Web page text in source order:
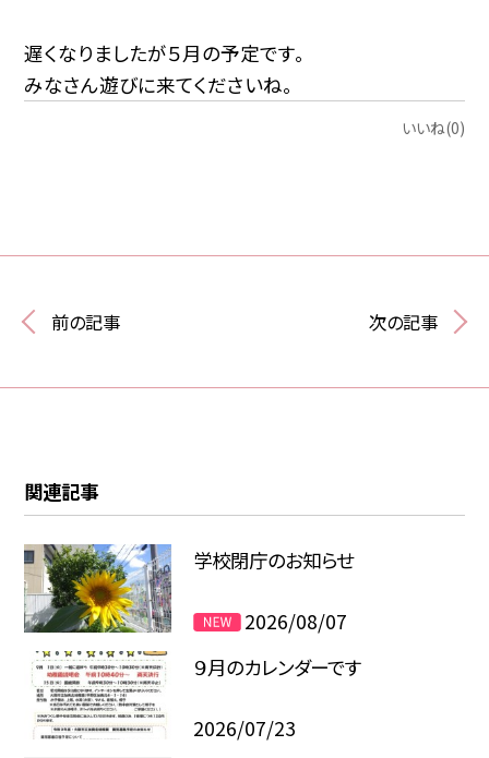
遅くなりましたが５月の予定です。
みなさん遊びに来てくださいね。
いいね(0)
前の記事 次の記事
関連記事
学校閉庁のお知らせ
2026/08/07
９月のカレンダーです
2026/07/23